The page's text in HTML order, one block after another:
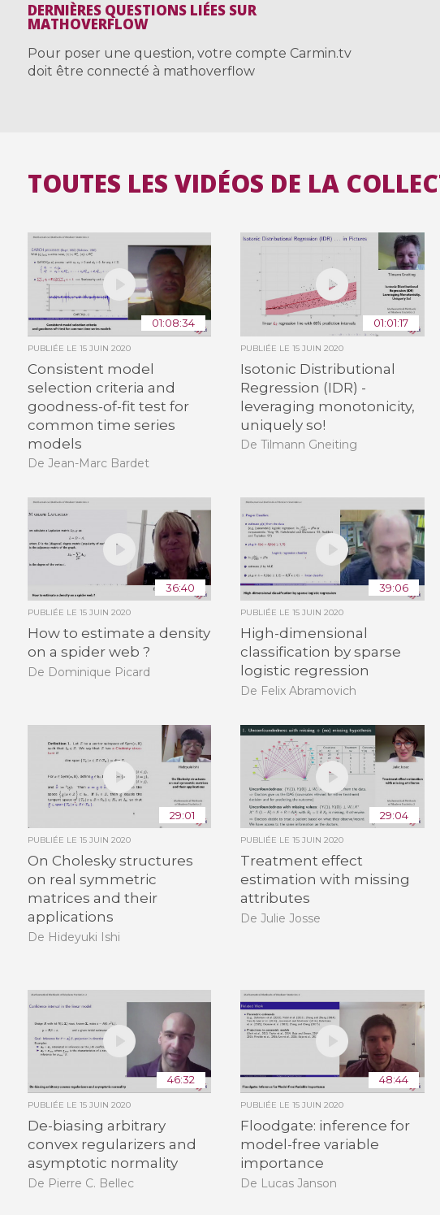
DERNIÈRES QUESTIONS LIÉES SUR
MATHOVERFLOW
Pour poser une question, votre compte Carmin.tv
doit être connecté à mathoverflow
TOUTES LES VIDÉOS DE LA
01:08:34
PUBLIÉE LE 15 JUIN 2020
Consistent model
selection criteria and
goodness-of-fit test for
common time series
models
De Jean-Marc Bardet
01:01:17
PUBLIÉE LE15 JUIN 2020
Isotonic Distributional
Regression (IDR) -
leveraging monotonicity,
uniquely so!
De Tilmann Gneiting
36:40
PUBLIÉE LE 15 JUIN 2020
How to estimate a density
on a spider web ?
De Dominique Picard
39:06
PUBLIÉE LE15 JUIN 2020
High-dimensional
classification by sparse
logistic regression
De Felix Abramovich
29:01
PUBLIÉE LE 15 JUIN 2020
On Cholesky structures
on real symmetric
matrices and their
applications
De Hideyuki Ishi
29:04
PUBLIÉE LE15 JUIN 2020
Treatment effect
estimation with missing
attributes
De Julie Josse
46:32
PUBLIÉE LE 15 JUIN 2020
De-biasing arbitrary
convex regularizers and
asymptotic normality
De Pierre C. Bellec
48:44
PUBLIÉE LE15 JUIN 2020
Floodgate: inference for
model-free variable
importance
De Lucas Janson